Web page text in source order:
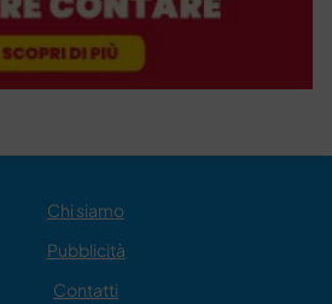
Chi siamo
Pubblicità
Contatti